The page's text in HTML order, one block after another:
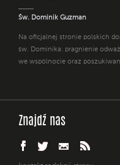
Św. Dominik Guzman
Na oficjalnej stronie polskich
św. Dominika: pragnienie
we wspólnocie oraz
Znajdź nas